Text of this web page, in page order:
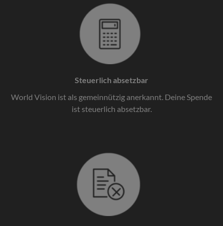
Steuerlich absetzbar
World Vision ist als gemeinnützig anerkannt. Deine Spende
ist steuerlich absetzbar.